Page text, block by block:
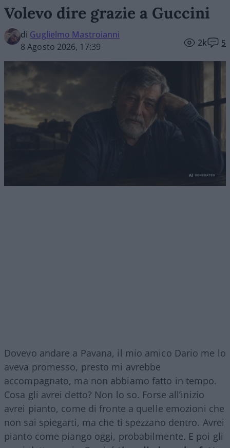
Volevo dire grazie a Guccini
di Guglielmo Mastroianni
8 Agosto 2026, 17:39
2k 5
Dovevo andare a Pavana, il mio amico Dario me lo
aveva promesso, presto mi avrebbe
accompagnato, ma non abbiamo fatto in tempo.
Cosa gli avrei detto? Non lo so. Forse all’inizio
avrei pianto, come di fronte a quelle emozioni che
non sai spiegarti, ma che ti spezzano dentro. Avrei
pianto come piango oggi, probabilmente. E poi gli